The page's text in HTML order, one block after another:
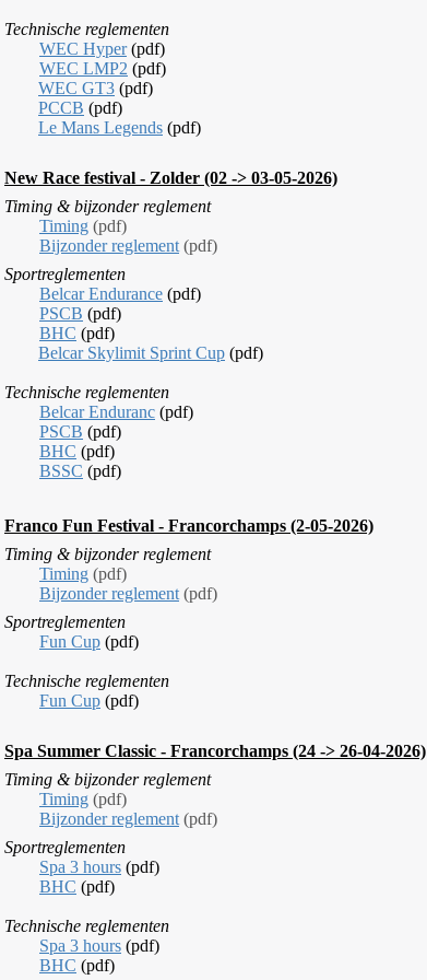
Technische reglementen
WEC Hyper(pdf)
WEC LMP2 (pdf)
WEC GT3 (pdf)
PCCB (pdf)
Le Mans Legends (pdf)
New Race festival - Zolder (02 -> 03-05-2026)
Timing &bijzonder reglement
Timing (pdf)
Bijzonder reglement (pdf)
Sportreglementen
Belcar Endurance (pdf)
PSCB (pdf)
BHC (pdf)
Belcar Skylimit Sprint Cup (pdf)
Technische reglementen
Belcar Enduranc (pdf)
PSCB (pdf)
BHC (pdf)
BSSC (pdf)
Franco Fun Festival - Francorchamps (2-05-2026)
Timing &bijzonder reglement
Timing (pdf)
Bijzonder reglement (pdf)
Sportreglementen
Fun Cup (pdf)
Technische reglementen
Fun Cup (pdf)
Spa Summer Classic - Francorchamps (24 -> 26-04-2026)
Timing &bijzonder reglement
Timing (pdf)
Bijzonder reglement (pdf)
Sportreglementen
Spa 3 hours (pdf)
BHC (pdf)
Technische reglementen
Spa 3 hours (pdf)
BHC (pdf)